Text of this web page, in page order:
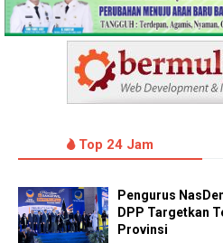
Top 24 Jam
Pengurus
DPP Targetkan
Provinsi